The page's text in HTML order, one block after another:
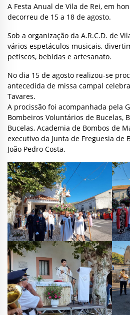
A Festa Anual de Vila de Rei, em
decorreu de 15 a 18 de agosto.
Sob a organização da A.R.C.D. de
vários espetáculos musicais,
petiscos, bebidas e artesanato.
No dia 15 de agosto realizou-se
antecedida de missa campal
Tavares.
A procissão foi acompanhada pela
Bombeiros Voluntários de Bucelas,
Bucelas, Academia de Bombos de
executivo da Junta de Freguesia de
João Pedro Costa.